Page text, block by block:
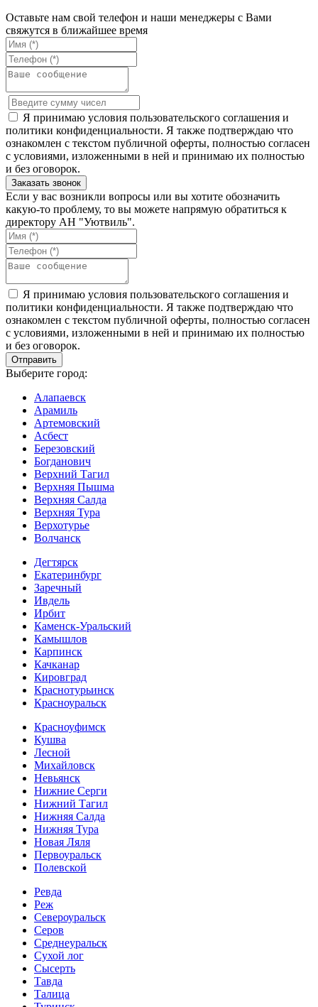
Оставьте нам свой телефон и наши менеджеры с Вами
свяжутся в ближайшее время
Я принимаю условия пользовательского соглашения и
политики конфиденциальности. Я также подтверждаю что
ознакомлен с текстом публичной оферты, полностью согласен
с условиями, изложенными в ней и принимаю их полностью
и без оговорок.
Если у вас возникли вопросы или вы хотите обозначить
какую-то проблему, то вы можете напрямую обратиться к
директору АН "Уютвиль".
Я принимаю условия пользовательского соглашения и
политики конфиденциальности. Я также подтверждаю что
ознакомлен с текстом публичной оферты, полностью согласен
с условиями, изложенными в ней и принимаю их полностью
и без оговорок.
Выберите город:
Алапаевск
Арамиль
Артемовский
Асбест
Березовский
Богданович
Верхний Тагил
Верхняя Пышма
Верхняя Салда
Верхняя Тура
Верхотурье
Волчанск
Дегтярск
Екатеринбург
Заречный
Ивдель
Ирбит
Каменск-Уральский
Камышлов
Карпинск
Качканар
Кировград
Краснотурьинск
Красноуральск
Красноуфимск
Кушва
Лесной
Михайловск
Невьянск
Нижние Серги
Нижний Тагил
Нижняя Салда
Нижняя Тура
Новая Ляля
Первоуральск
Полевской
Ревда
Реж
Североуральск
Серов
Среднеуральск
Сухой лог
Сысерть
Тавда
Талица